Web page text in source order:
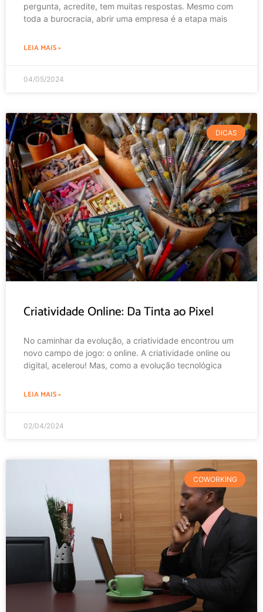
pergunta, acredite, tem muitas respostas. Mesmo com
toda a burocracia, abrir uma empresa é a etapa mais
LEIA MAIS »
04/05/2024
DICAS
Criatividade Online: Da Tinta ao Pixel
No caminhar da evolução, a criatividade encontrou um
novo campo de jogo: o online. A criatividade online ou
digital, acelerou! Mas, como a evolução tecnológica
LEIA MAIS »
02/04/2024
COWORKING